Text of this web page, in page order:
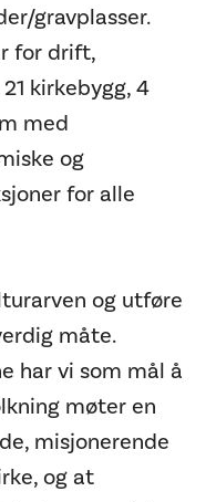
gravplasser.
for drift,
kirkebygg, 4
med
og
for alle
og utføre
måte.
har vi som mål å
møter en
misjonerende
og at